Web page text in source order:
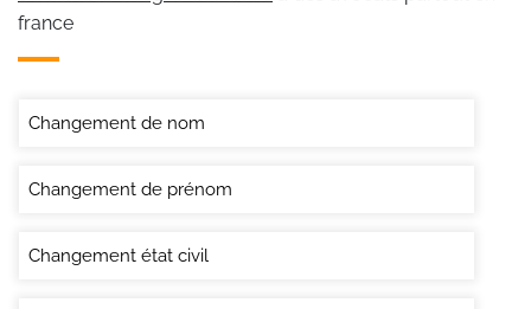
france
Changement de nom
Changement de prénom
Changement état civil